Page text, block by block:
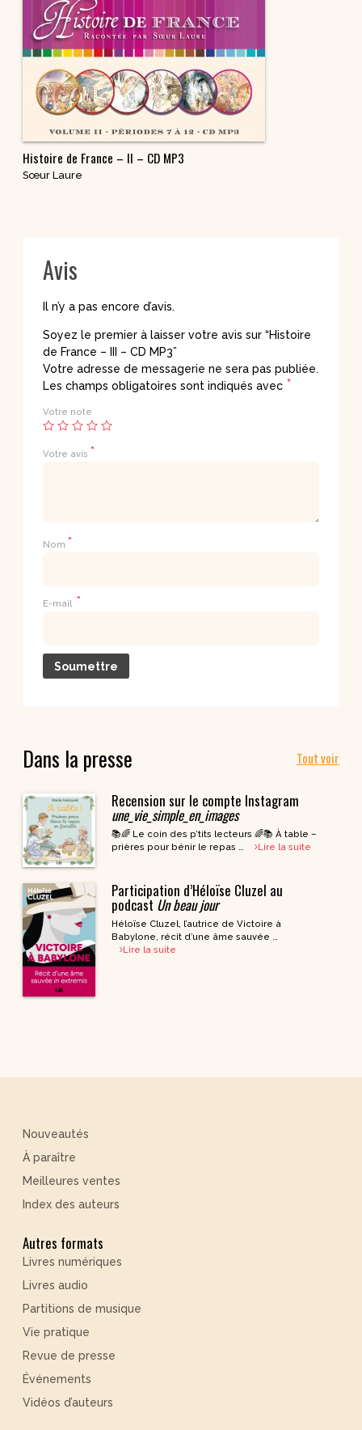
Histoire de France – II – CD MP3
Sœur Laure
Avis
Il n’y a pas encore d’avis.
Soyez le premier à laisser votre avis sur “Histoire
de France – III – CD MP3”
Votre adresse de messagerie ne sera pas publiée.
Les champs obligatoires sont indiqués avec *
Votre note
Votre avis *
Nom *
E-mail *
Dans la presse Tout voir
Recension sur le compte Instagram
une_vie_simple_en_images
📚🌈 Le coin des p’tits lecteurs 🌈📚 À table –
prières pour bénir le repas …
Lire la suite
Participation d’Héloïse Cluzel au
podcast Un beau jour
Héloïse Cluzel, l’autrice de Victoire à
Babylone, récit d’une âme sauvée …
Lire la suite
Nouveautés
À paraître
Meilleures ventes
Index des auteurs
Autres formats
Livres numériques
Livres audio
Partitions de musique
Vie pratique
Revue de presse
Événements
Vidéos d’auteurs